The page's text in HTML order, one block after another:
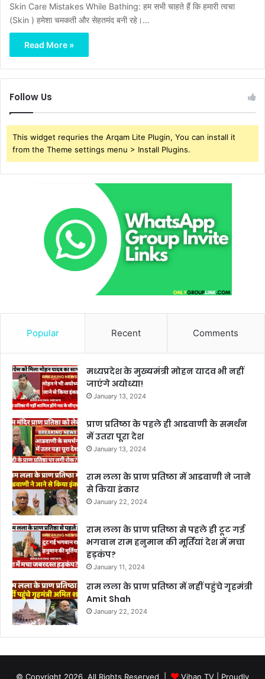
Skin Care Mistakes While Bathing: हम सभी चाहते हैं कि हमारी त्वचा
(Skin ) हमेशा चमकती और सेहतमंद बनी रहे।…
Read More »
Follow Us
This widget requries the Arqam Lite Plugin, You can install it
from the Theme settings menu > Install Plugins.
Popular Recent Comments
मध्यप्रदेश के मुख्यमंत्री मोहन यादव भी नहीं
जाएंगे अयोध्या!
January 13, 2024
प्राण प्रतिष्ठा के पहले ही आडवाणी के समर्थन
में उतरा पूरा देश
January 13, 2024
राम लला के प्राण प्रतिष्ठा में आडवाणी ने जाने
से किया इंकार
January 22, 2024
राम लला के प्राण प्रतिष्ठा से पहले ही टूट गई
भगवान राम हनुमान की मूर्तियां देश में मचा
हड़कंप?
January 11, 2024
राम लला के प्राण प्रतिष्ठा में नहीं पहुंचे गृहमंत्री
Amit Shah
January 22, 2024
© Copyright 2026, All Rights Reserved | Vihan TV | Proudly